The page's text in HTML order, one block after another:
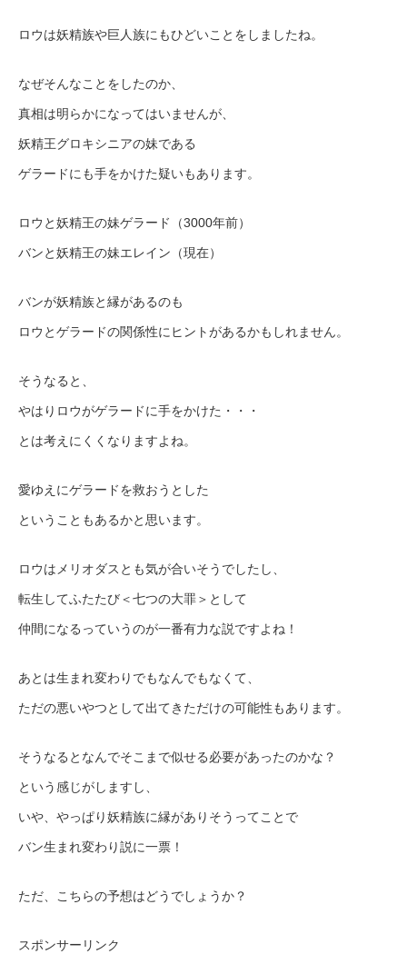
ロウは妖精族や巨人族にもひどいことをしましたね。
なぜそんなことをしたのか、
真相は明らかになってはいませんが、
妖精王グロキシニアの妹である
ゲラードにも手をかけた疑いもあります。
ロウと妖精王の妹ゲラード（3000年前）
バンと妖精王の妹エレイン（現在）
バンが妖精族と縁があるのも
ロウとゲラードの関係性にヒントがあるかもしれません。
そうなると、
やはりロウがゲラードに手をかけた・・・
とは考えにくくなりますよね。
愛ゆえにゲラードを救おうとした
ということもあるかと思います。
ロウはメリオダスとも気が合いそうでしたし、
転生してふたたび＜七つの大罪＞として
仲間になるっていうのが一番有力な説ですよね！
あとは生まれ変わりでもなんでもなくて、
ただの悪いやつとして出てきただけの可能性もあります。
そうなるとなんでそこまで似せる必要があったのかな？
という感じがしますし、
いや、やっぱり妖精族に縁がありそうってことで
バン生まれ変わり説に一票！
ただ、こちらの予想はどうでしょうか？
スポンサーリンク